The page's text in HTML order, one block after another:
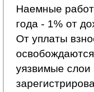
Наемные
года - 1% от
От уплаты
уязвимые слои